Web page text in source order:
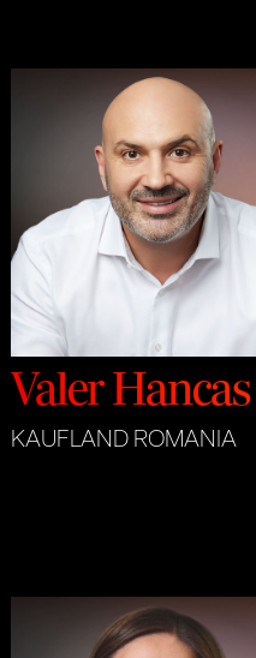
Valer Hancas
KAUFLAND ROMANIA